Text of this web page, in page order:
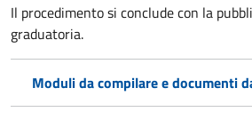
Il procedimento si conclude con la
graduatoria.
Moduli da compilare e documenti